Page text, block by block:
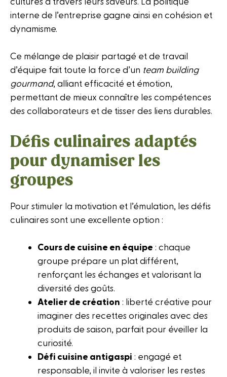
interne de l’entreprise gagne ainsi en cohésion et
dynamisme.
Ce mélange de plaisir partagé et de travail
d’équipe fait toute la force d’un team building
gourmand, alliant efficacité et émotion,
permettant de mieux connaître les compétences
des collaborateurs et de tisser des liens durables.
Défis culinaires adaptés
pour dynamiser les
groupes
Pour stimuler la motivation et l’émulation, les défis
culinaires sont une excellente option :
Cours de cuisine en équipe : chaque
groupe prépare un plat différent,
renforçant les échanges et valorisant la
diversité des goûts.
Atelier de création : liberté créative pour
imaginer des recettes originales avec des
produits de saison, parfait pour éveiller la
curiosité.
Défi cuisine antigaspi : engagé et
responsable, il invite à valoriser les restes